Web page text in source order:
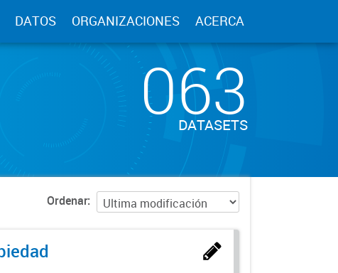
DATOS ORGANIZACIONES ACERCA
063
DATASETS
Ordenar